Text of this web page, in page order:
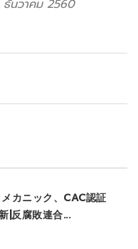
ธันวาคม 2560
カニック、CAC認証
|反腐敗連合...